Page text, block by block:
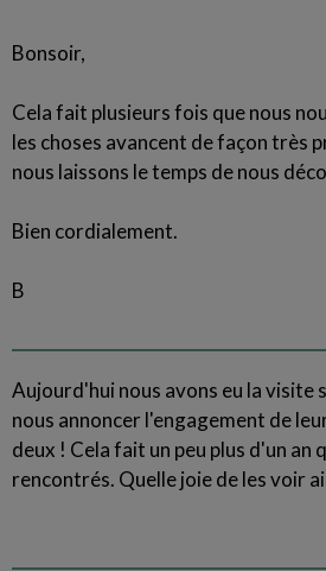
Bonsoir,
Cela fait plusieurs fois que nous
les choses avancent de façon très
nous laissons le temps de nous
Bien cordialement.
B
Aujourd'hui nous avons eu la visite
nous annoncer l'engagement de
deux ! Cela fait un peu plus d'un an
rencontrés. Quelle joie de les voir